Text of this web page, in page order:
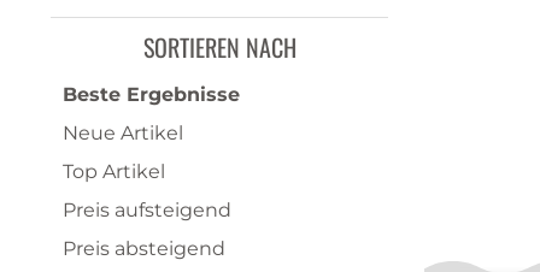
SORTIEREN NACH
Beste Ergebnisse
Neue Artikel
Top Artikel
Preis aufsteigend
Preis absteigend